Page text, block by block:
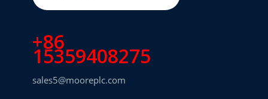
Measurement System
ĐỌC THÊM
ACS355-03E-05A6-4 ABB
+86
15359408275
sales5@mooreplc.com